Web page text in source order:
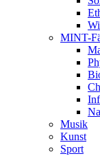
MINT-
Musik
Kunst
Sport